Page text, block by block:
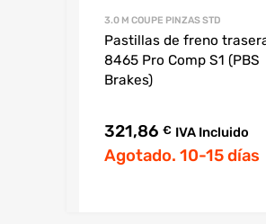
3.0 M COUPE PINZAS STD
Pastillas de freno
8465 Pro Comp S1 (PBS
Brakes)
321,86 € IVA Incluido
Agotado. 10-15 días